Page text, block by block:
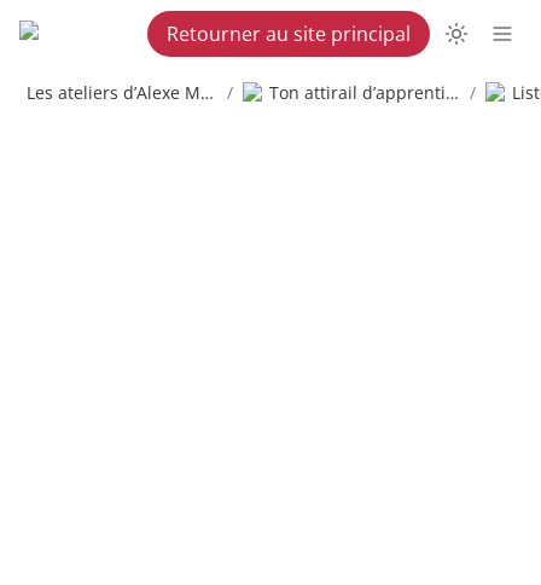
Retourner au site principal
Les ateliers d’Alexe Martel / Ton attirail d’apprenti copywriter /